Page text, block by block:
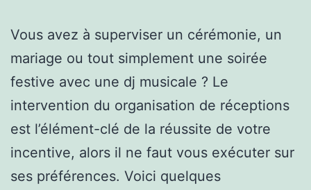
Vous avez à superviser un cérémonie, un
mariage ou tout simplement une soirée
festive avec une dj musicale ? Le
intervention du organisation de réceptions
est l’élément-clé de la réussite de votre
incentive, alors il ne faut vous exécuter sur
ses préférences. Voici quelques